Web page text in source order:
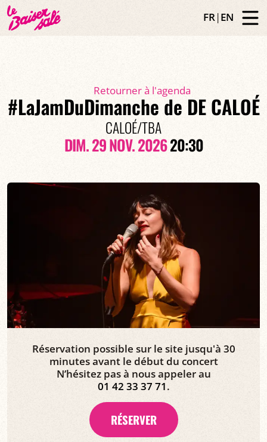
FR|EN
Retourner à l'agenda
#LaJamDuDimanche de DE CALOÉ
CALOÉ/TBA
DIM. 29 NOV. 202620:30
Réservation possible sur le site jusqu'à 30
minutes avant le début du concert
N’hésitez pas à nous appeler au
01 42 33 37 71.
RÉSERVER